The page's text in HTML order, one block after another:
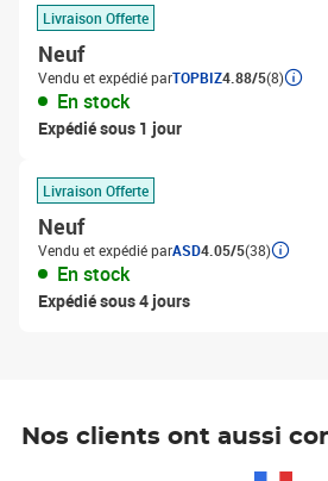
Livraison Offerte
Neuf
Vendu et expédié parTOPBIZ4.88/5(8)
En stock
Expédié sous 1 jour
Livraison Offerte
Neuf
Vendu et expédié parASD4.05/5(38)
En stock
Expédié sous 4 jours
Nos clients ont aussi